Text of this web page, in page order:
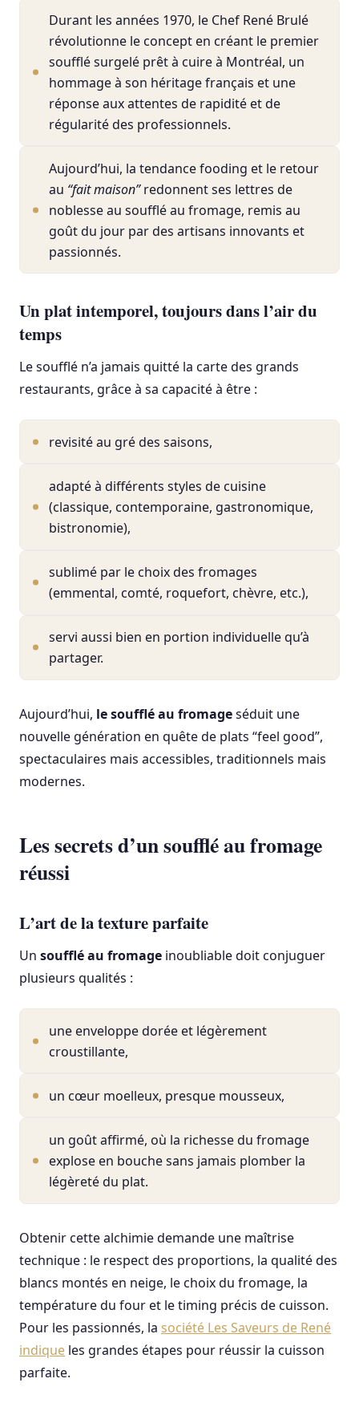
Durant les années 1970, le Chef René Brulé
révolutionne le concept en créant le premier
soufflé surgelé prêt à cuire à Montréal, un
hommage à son héritage français et une
réponse aux attentes de rapidité et de
régularité des professionnels.
Aujourd’hui, la tendance fooding et le retour
au “fait maison”redonnent ses lettres de
noblesse au soufflé au fromage, remis au
goût du jour par des artisans innovants et
passionnés.
Un plat intemporel, toujours dans l’air du
temps
Le soufflé n’a jamais quitté la carte des grands
restaurants, grâce à sa capacité à être :
revisité au gré des saisons,
adapté à différents styles de cuisine
(classique, contemporaine, gastronomique,
bistronomie),
sublimé par le choix des fromages
(emmental, comté, roquefort, chèvre, etc.),
servi aussi bien en portion individuelle qu’à
partager.
Aujourd’hui, le soufflé au fromageséduit une
nouvelle génération en quête de plats “feel good”,
spectaculaires mais accessibles, traditionnels mais
modernes.
Les secrets d’un soufflé au fromage
réussi
L’art de la texture parfaite
Un soufflé au fromage inoubliable doit conjuguer
plusieurs qualités :
une enveloppe dorée et légèrement
croustillante,
un cœur moelleux, presque mousseux,
un goût affirmé, où la richesse du fromage
explose en bouche sans jamais plomber la
légèreté du plat.
Obtenir cette alchimie demande une maîtrise
technique : le respect des proportions, la qualité des
blancs montés en neige, le choix du fromage, la
température du four et le timing précis de cuisson.
Pour les passionnés, la société Les Saveurs de René
indique les grandes étapes pour réussir la cuisson
parfaite.